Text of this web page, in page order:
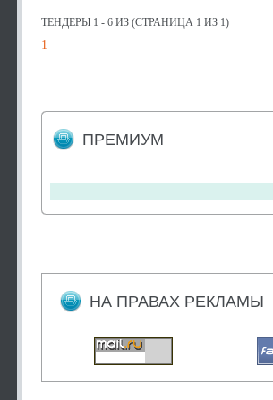
ТЕНДЕРЫ 1 - 6 ИЗ (СТРАНИЦА 1 ИЗ 1)
1
ПРЕМИУМ
НА ПРАВАХ РЕКЛАМЫ